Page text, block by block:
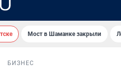
Мост в Шаманке закрыли
БИЗНЕС